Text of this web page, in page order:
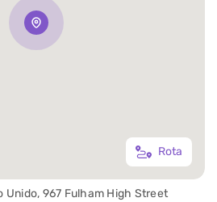
Rota
Unido, 967 Fulham High Street